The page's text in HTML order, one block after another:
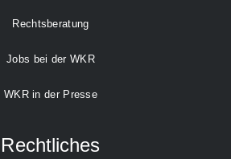
Rechtsberatung
Jobs bei der WKR
WKR in der Presse
Rechtliches